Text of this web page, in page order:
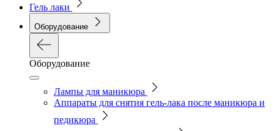
Гель лаки
Оборудование
Оборудование
Лампы для маникюра
Аппараты для снятия гель-лака после маникюра и
педикюра